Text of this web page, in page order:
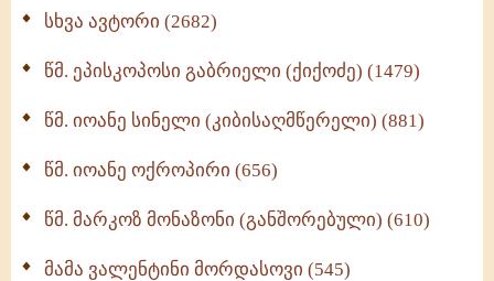
ნაწილი II (369)
სხვა ავტორი (2682)
წმ. ეპისკოპოსი გაბრიელი (ქიქოძე) (1479)
წმ. იოანე სინელი (კიბისაღმწერელი) (881)
წმ. იოანე ოქროპირი (656)
წმ. მარკოზ მონაზონი (განშორებული) (610)
მამა ვალენტინი მორდასოვი (545)